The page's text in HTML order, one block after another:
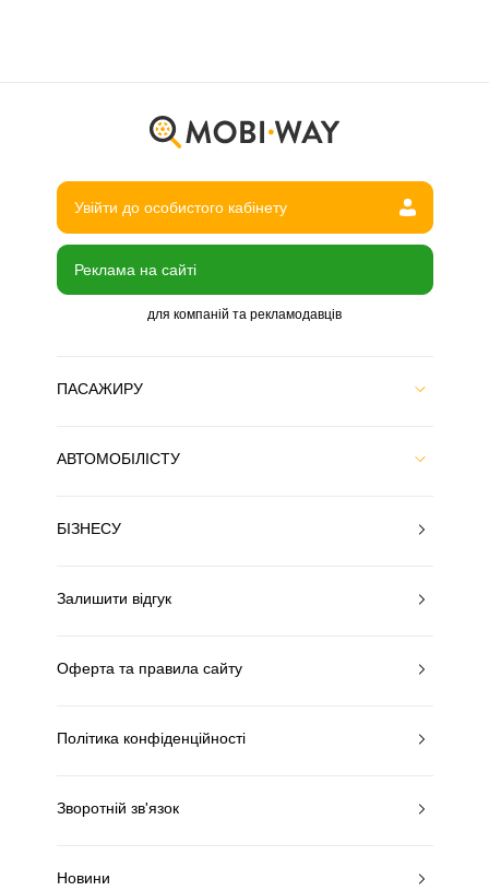
Увійти до особистого кабінету
Реклама на сайті
для компаній та рекламодавців
ПАСАЖИРУ
АВТОМОБІЛІСТУ
БІЗНЕСУ
Залишити відгук
Оферта та правила сайту
Політика конфіденційності
Зворотній зв'язок
Новини